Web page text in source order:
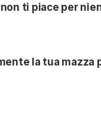
ti piace per
la tua mazza